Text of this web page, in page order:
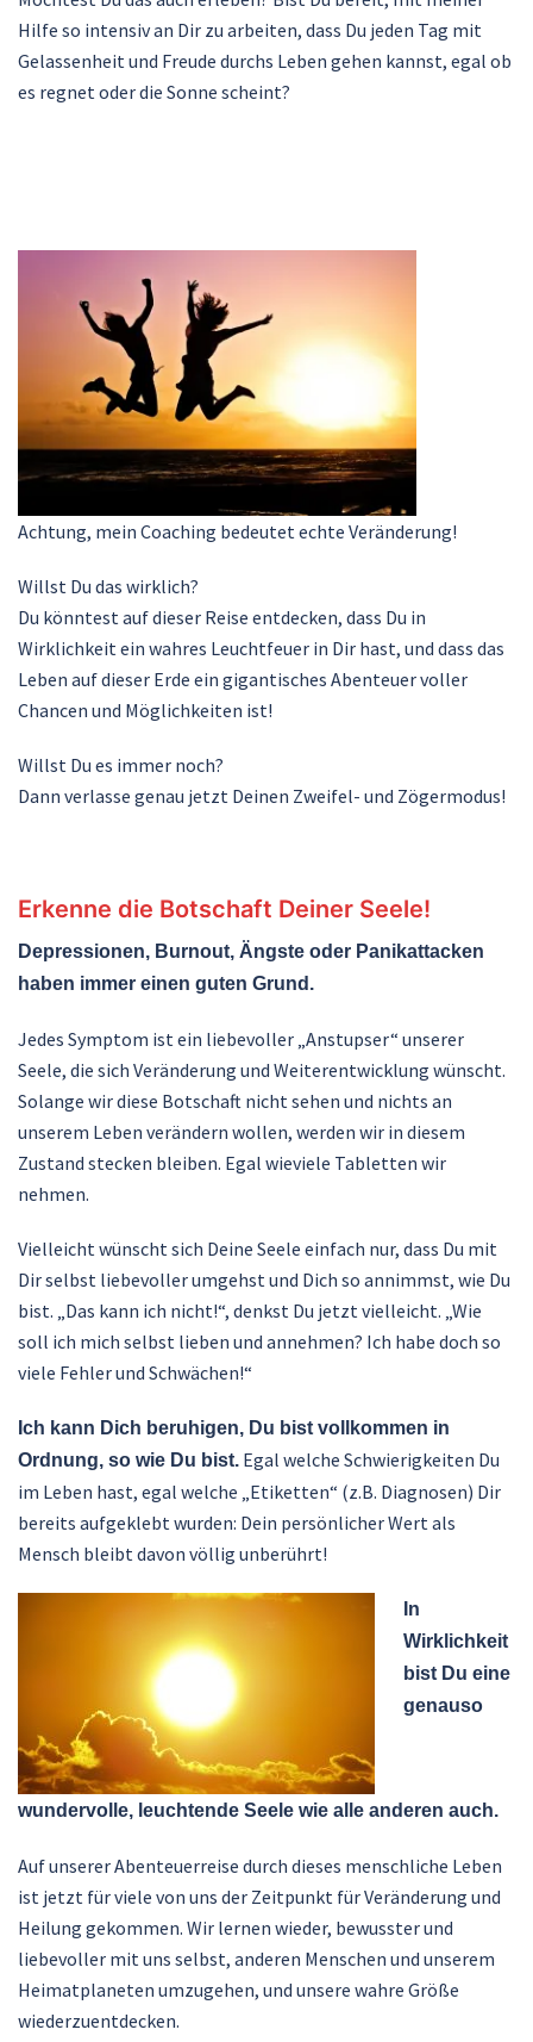
Hilfe so intensiv an Dir zu arbeiten, dass Du jeden Tag mit
Gelassenheit und Freude durchs Leben gehen kannst, egal ob
es regnet oder die Sonne scheint?
Achtung, mein Coaching bedeutet echte Veränderung!
Willst Du das wirklich?
Du könntest auf dieser Reise entdecken, dass Du in
Wirklichkeit ein wahres Leuchtfeuer in Dir hast, und dass das
Leben auf dieser Erde ein gigantisches Abenteuer voller
Chancen und Möglichkeiten ist!
Willst Du es immer noch?
Dann verlasse genau jetzt Deinen Zweifel- und Zögermodus!
Erkenne die Botschaft Deiner Seele!
Depressionen, Burnout, Ängste oder Panikattacken
haben immer einen guten Grund.
Jedes Symptom ist ein liebevoller „Anstupser“ unserer
Seele, die sich Veränderung und Weiterentwicklung wünscht.
Solange wir diese Botschaft nicht sehen und nichts an
unserem Leben verändern wollen, werden wir in diesem
Zustand stecken bleiben. Egal wieviele Tabletten wir
nehmen.
Vielleicht wünscht sich Deine Seele einfach nur, dass Du mit
Dir selbst liebevoller umgehst und Dich so annimmst, wie Du
bist. „Das kann ich nicht!“, denkst Du jetzt vielleicht. „Wie
soll ich mich selbst lieben und annehmen? Ich habe doch so
viele Fehler und Schwächen!“
Ich kann Dich beruhigen, Du bist vollkommen in
Ordnung, so wie Du bist. Egal welche Schwierigkeiten Du
im Leben hast, egal welche „Etiketten“ (z.B. Diagnosen) Dir
bereits aufgeklebt wurden: Dein persönlicher Wert als
Mensch bleibt davon völlig unberührt!
In
Wirklichkeit
bist Du eine
genauso
wundervolle, leuchtende Seele wie alle anderen auch.
Auf unserer Abenteuerreise durch dieses menschliche Leben
ist jetzt für viele von uns der Zeitpunkt für Veränderung und
Heilung gekommen. Wir lernen wieder, bewusster und
liebevoller mit uns selbst, anderen Menschen und unserem
Heimatplaneten umzugehen, und unsere wahre Größe
wiederzuentdecken.